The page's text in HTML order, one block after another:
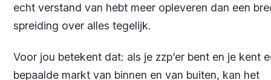
echt verstand van hebt meer opleveren dan een
spreiding over alles tegelijk.
Voor jou betekent dat: als je zzp’er bent en je kent
bepaalde markt van binnen en van buiten, kan het